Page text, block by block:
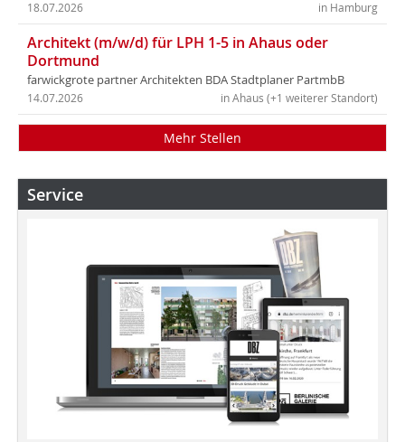
in Hamburg
18.07.2026
Architekt (m/w/d) für LPH 1-5 in Ahaus oder
Dortmund
farwickgrote partner Architekten BDA Stadtplaner PartmbB
in Ahaus (+1 weiterer Standort)
14.07.2026
Mehr Stellen
Service